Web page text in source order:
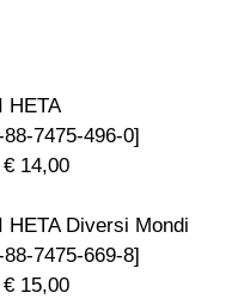
HETA
7475-496-0]
14,00
HETA Diversi Mondi
7475-669-8]
15,00